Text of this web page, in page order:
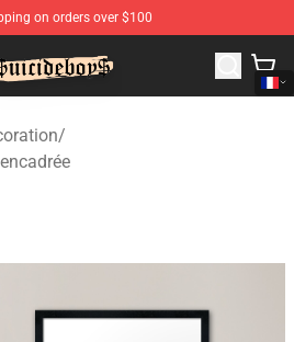
on orders over $100
Official $uicideboy$ Merchandise
/